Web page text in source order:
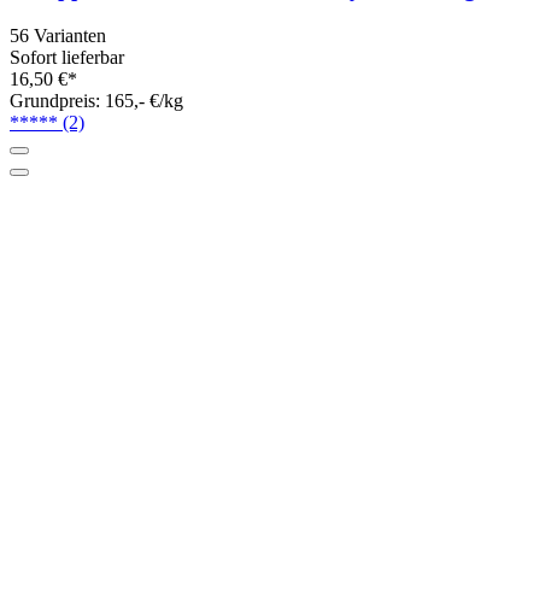
56 Varianten
Sofort lieferbar
16,50 €*
Grundpreis: 165,- €/kg
***** (2)